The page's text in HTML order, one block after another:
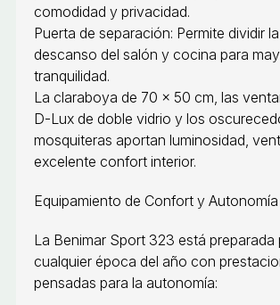
comodidad y privacidad.
Puerta de separación: Permite dividir
descanso del salón y cocina para
tranquilidad.
La claraboya de 70 × 50 cm, las
D-Lux de doble vidrio y los
mosquiteras aportan luminosidad,
excelente confort interior.
Equipamiento de Confort y Autonomía
La Benimar Sport 323 está preparada
cualquier época del año con
pensadas para la autonomía: